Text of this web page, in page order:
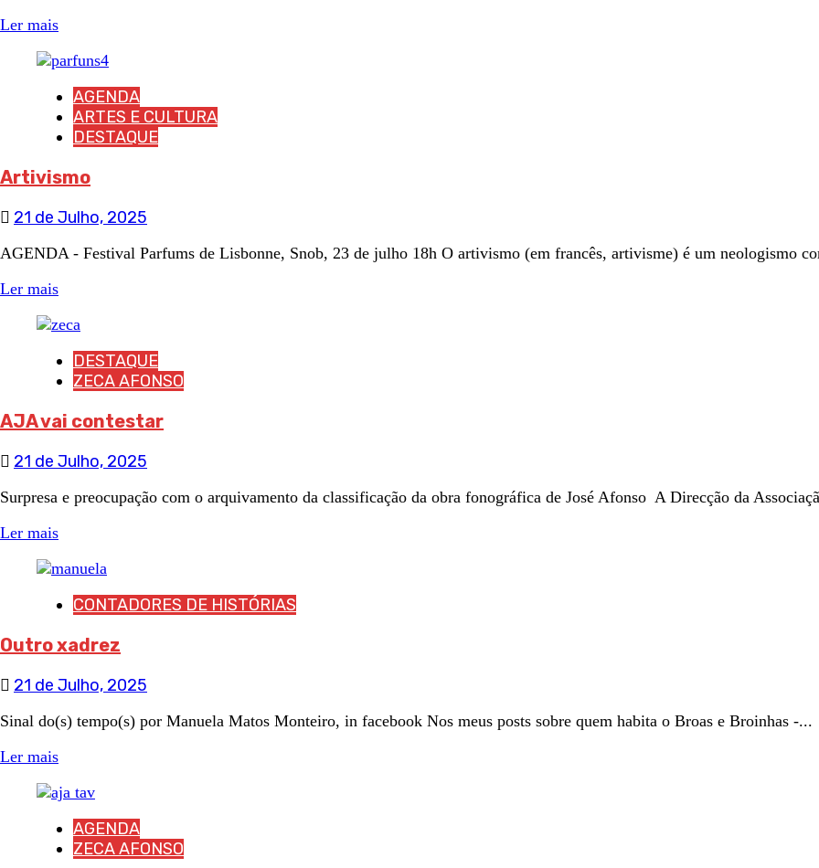
Ler mais
AGENDA
ARTES E CULTURA
DESTAQUE
Artivismo
21 de Julho, 2025
AGENDA - Festival Parfums de Lisbonne, Snob, 23 de julho 18h O artivismo (em francês, artivisme) é um neologismo
Ler mais
DESTAQUE
ZECA AFONSO
AJA vai contestar
21 de Julho, 2025
Surpresa e preocupação com o arquivamento da classificação da obra fonográfica de José Afonso A Direcção da
Ler mais
CONTADORES DE HISTÓRIAS
Outro xadrez
21 de Julho, 2025
Sinal do(s) tempo(s) por Manuela Matos Monteiro, in facebook Nos meus posts sobre quem habita o Broas e Broinhas -...
Ler mais
AGENDA
ZECA AFONSO